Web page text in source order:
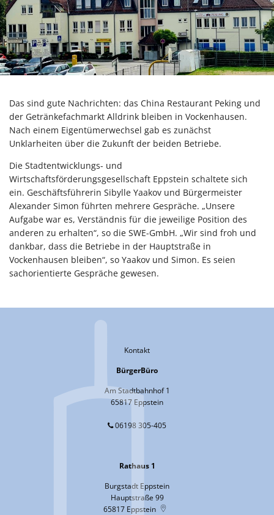
Das sind gute Nachrichten: das China Restaurant Peking und
der Getränkefachmarkt Alldrink bleiben in Vockenhausen.
Nach einem Eigentümerwechsel gab es zunächst
Unklarheiten über die Zukunft der beiden Betriebe.
Die Stadtentwicklungs- und
Wirtschaftsförderungsgesellschaft Eppstein schaltete sich
ein. Geschäftsführerin Sibylle Yaakov und Bürgermeister
Alexander Simon führten mehrere Gespräche. „Unsere
Aufgabe war es, Verständnis für die jeweilige Position des
anderen zu erhalten“, so die SWE-GmbH. „Wir sind froh und
dankbar, dass die Betriebe in der Hauptstraße in
Vockenhausen bleiben“, so Yaakov und Simon. Es seien
sachorientierte Gespräche gewesen.
Kontakt
BürgerBüro
Am Stadtbahnhof 1
65817 Eppstein
06198 305-405
Rathaus 1
Burgstadt Eppstein
Hauptstraße 99
65817 Eppstein